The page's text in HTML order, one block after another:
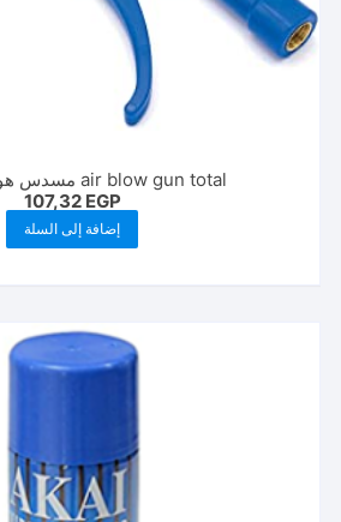
air blow gun total مسدس هواء بلاستيك
107,32 EGP
إضافة إلى السلة